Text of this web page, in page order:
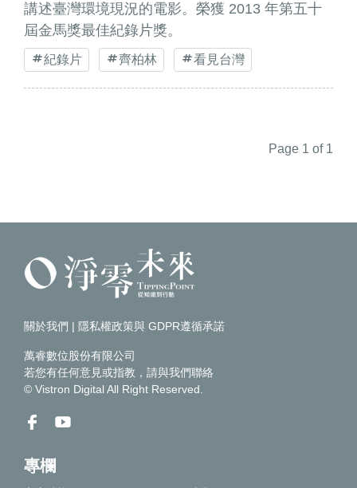
講述臺灣環境現況的電影。榮獲 2013 年第五十
屆金馬獎最佳紀錄片獎。
紀錄片 齊柏林 看見台灣
Page 1 of 1
關於我們 | 隱私權政策與 GDPR遵循承諾
萬睿數位股份有限公司
若您有任何意見或指教，請與我們聯絡
© Vistron Digital All Right Reserved.
專欄